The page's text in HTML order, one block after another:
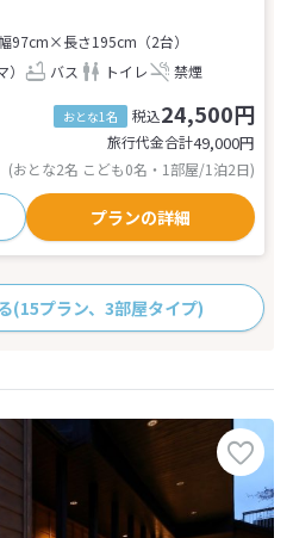
幅97cm×長さ195cm（2台）
バス トイレ 禁煙
おとな1名 税込24,500円
旅行代金合計49,000円
(おとな2名 こども0名・1部屋/1泊2日)
プランの詳細
(15プラン、3部屋タイプ)